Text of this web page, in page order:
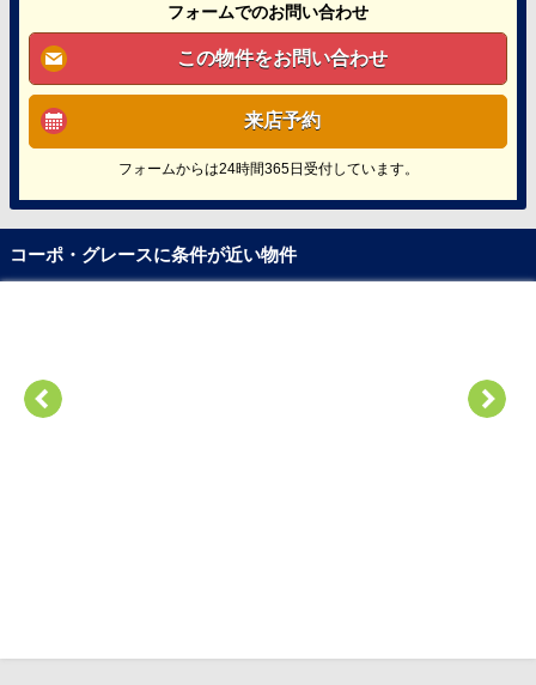
フォームでのお問い合わせ
この物件をお問い合わせ
来店予約
フォームからは24時間365日受付しています。
コーポ・グレースに条件が近い物件